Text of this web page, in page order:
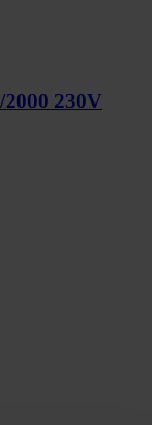
230V